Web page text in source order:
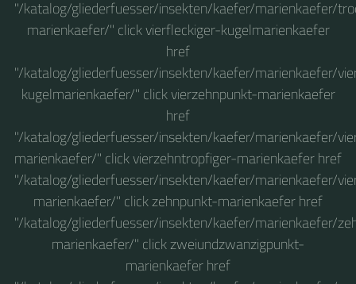
"/katalog/gliederfuesser/insekten/kaefer/marienkaefer/
marienkaefer/" click vierfleckiger-kugelmarienkaefer
href
"/katalog/gliederfuesser/insekten/kaefer/marienkaefer/
kugelmarienkaefer/" click vierzehnpunkt-marienkaefer
href
"/katalog/gliederfuesser/insekten/kaefer/marienkaefer/
marienkaefer/" click vierzehntropfiger-marienkaefer href
"/katalog/gliederfuesser/insekten/kaefer/marienkaefer/
marienkaefer/" click zehnpunkt-marienkaefer href
"/katalog/gliederfuesser/insekten/kaefer/marienkaefer/
marienkaefer/" click zweiundzwanzigpunkt-
marienkaefer href